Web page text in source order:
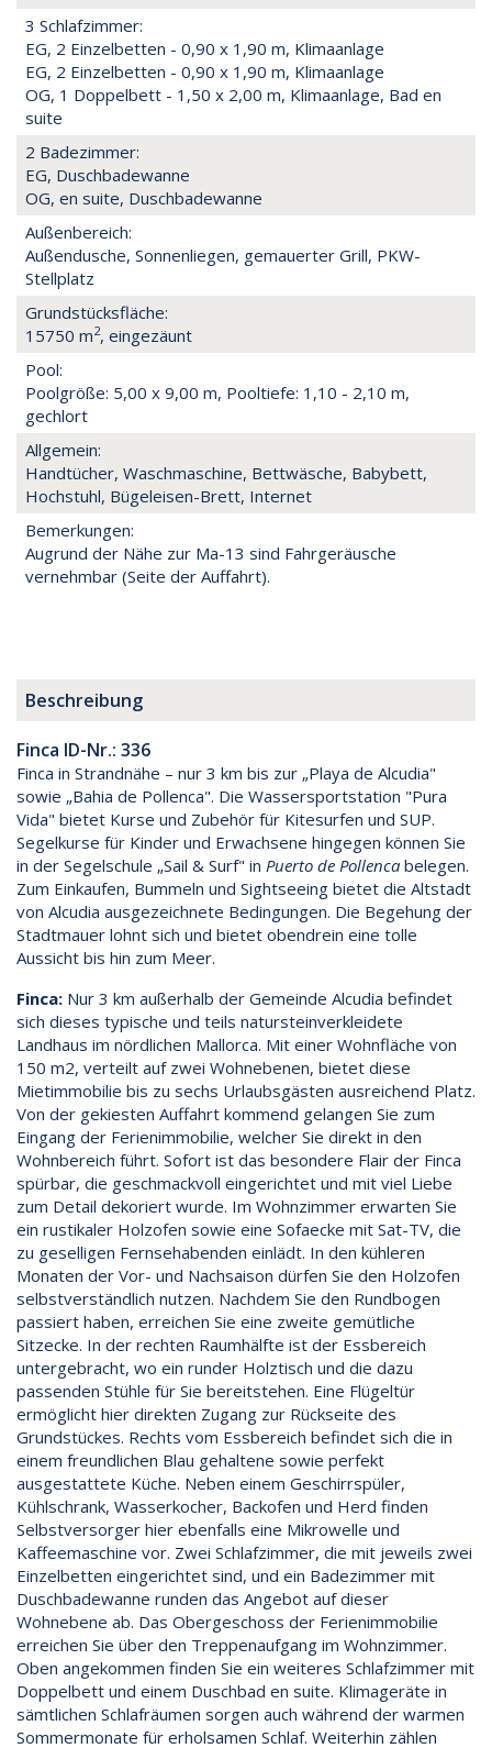
3 Schlafzimmer:
EG, 2 Einzelbetten - 0,90 x 1,90 m, Klimaanlage
EG, 2 Einzelbetten - 0,90 x 1,90 m, Klimaanlage
OG, 1 Doppelbett - 1,50 x 2,00 m, Klimaanlage, Bad en
suite
2 Badezimmer:
EG, Duschbadewanne
OG, en suite, Duschbadewanne
Außenbereich:
Außendusche, Sonnenliegen, gemauerter Grill, PKW-
Stellplatz
Grundstücksfläche:
15750 m2, eingezäunt
Pool:
Poolgröße: 5,00 x 9,00 m, Pooltiefe: 1,10 - 2,10 m,
gechlort
Allgemein:
Handtücher, Waschmaschine, Bettwäsche, Babybett,
Hochstuhl, Bügeleisen-Brett, Internet
Bemerkungen:
Augrund der Nähe zur Ma-13 sind Fahrgeräusche
vernehmbar (Seite der Auffahrt).
Beschreibung
Finca ID-Nr.: 336
Finca in Strandnähe – nur 3 km bis zur „Playa de Alcudia"
sowie „Bahia de Pollenca". Die Wassersportstation "Pura
Vida" bietet Kurse und Zubehör für Kitesurfen und SUP.
Segelkurse für Kinder und Erwachsene hingegen können Sie
in der Segelschule „Sail & Surf" in Puerto de Pollenca belegen.
Zum Einkaufen, Bummeln und Sightseeing bietet die Altstadt
von Alcudia ausgezeichnete Bedingungen. Die Begehung der
Stadtmauer lohnt sich und bietet obendrein eine tolle
Aussicht bis hin zum Meer.
Finca: Nur 3 km außerhalb der Gemeinde Alcudia befindet
sich dieses typische und teils natursteinverkleidete
Landhaus im nördlichen Mallorca. Mit einer Wohnfläche von
150 m2, verteilt auf zwei Wohnebenen, bietet diese
Mietimmobilie bis zu sechs Urlaubsgästen ausreichend Platz.
Von der gekiesten Auffahrt kommend gelangen Sie zum
Eingang der Ferienimmobilie, welcher Sie direkt in den
Wohnbereich führt. Sofort ist das besondere Flair der Finca
spürbar, die geschmackvoll eingerichtet und mit viel Liebe
zum Detail dekoriert wurde. Im Wohnzimmer erwarten Sie
ein rustikaler Holzofen sowie eine Sofaecke mit Sat-TV, die
zu geselligen Fernsehabenden einlädt. In den kühleren
Monaten der Vor- und Nachsaison dürfen Sie den Holzofen
selbstverständlich nutzen. Nachdem Sie den Rundbogen
passiert haben, erreichen Sie eine zweite gemütliche
Sitzecke. In der rechten Raumhälfte ist der Essbereich
untergebracht, wo ein runder Holztisch und die dazu
passenden Stühle für Sie bereitstehen. Eine Flügeltür
ermöglicht hier direkten Zugang zur Rückseite des
Grundstückes. Rechts vom Essbereich befindet sich die in
einem freundlichen Blau gehaltene sowie perfekt
ausgestattete Küche. Neben einem Geschirrspüler,
Kühlschrank, Wasserkocher, Backofen und Herd finden
Selbstversorger hier ebenfalls eine Mikrowelle und
Kaffeemaschine vor. Zwei Schlafzimmer, die mit jeweils zwei
Einzelbetten eingerichtet sind, und ein Badezimmer mit
Duschbadewanne runden das Angebot auf dieser
Wohnebene ab. Das Obergeschoss der Ferienimmobilie
erreichen Sie über den Treppenaufgang im Wohnzimmer.
Oben angekommen finden Sie ein weiteres Schlafzimmer mit
Doppelbett und einem Duschbad en suite. Klimageräte in
sämtlichen Schlafräumen sorgen auch während der warmen
Sommermonate für erholsamen Schlaf. Weiterhin zählen